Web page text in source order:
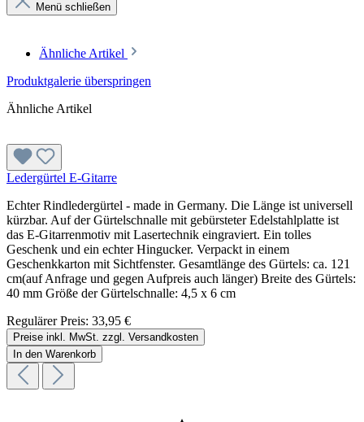
Menü schließen
Ähnliche Artikel
Produktgalerie überspringen
Ähnliche Artikel
Ledergürtel E-Gitarre
Echter Rindledergürtel - made in Germany. Die Länge ist universell
kürzbar. Auf der Gürtelschnalle mit gebürsteter Edelstahlplatte ist
das E-Gitarrenmotiv mit Lasertechnik eingraviert. Ein tolles
Geschenk und ein echter Hingucker. Verpackt in einem
Geschenkkarton mit Sichtfenster. Gesamtlänge des Gürtels: ca. 121
cm(auf Anfrage und gegen Aufpreis auch länger) Breite des Gürtels:
40 mm Größe der Gürtelschnalle: 4,5 x 6 cm
Regulärer Preis: 33,95 €
Preise inkl. MwSt. zzgl. Versandkosten
In den Warenkorb